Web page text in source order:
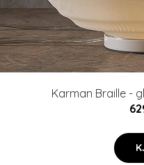
Karman Braille -